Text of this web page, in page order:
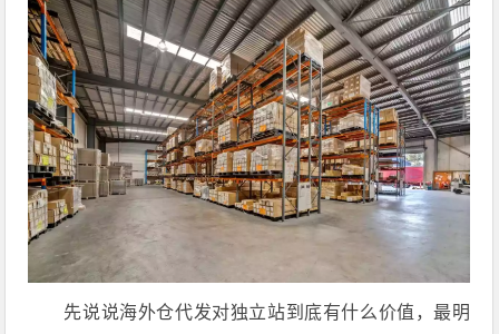
先说说海外仓代发对独立站到底有什么价值，最明